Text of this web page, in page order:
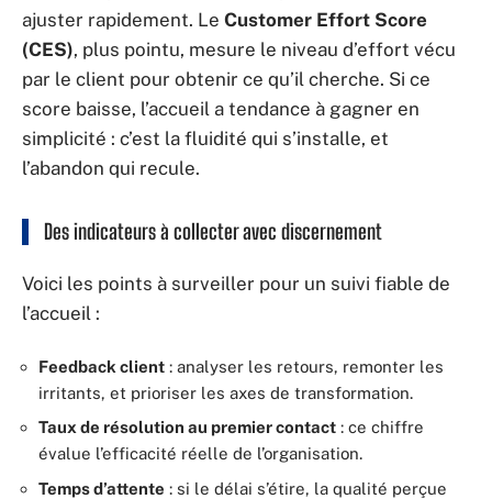
ajuster rapidement. Le Customer Effort Score
(CES), plus pointu, mesure le niveau d’effort vécu
par le client pour obtenir ce qu’il cherche. Si ce
score baisse, l’accueil a tendance à gagner en
simplicité : c’est la fluidité qui s’installe, et
l’abandon qui recule.
Des indicateurs à collecter avec discernement
Voici les points à surveiller pour un suivi fiable de
l’accueil :
Feedback client : analyser les retours, remonter les
irritants, et prioriser les axes de transformation.
Taux de résolution au premier contact : ce chiffre
évalue l’efficacité réelle de l’organisation.
Temps d’attente : si le délai s’étire, la qualité perçue